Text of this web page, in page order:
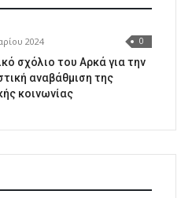
2024 0
σχόλιο του Αρκά για την
αναβάθμιση της
κοινωνίας